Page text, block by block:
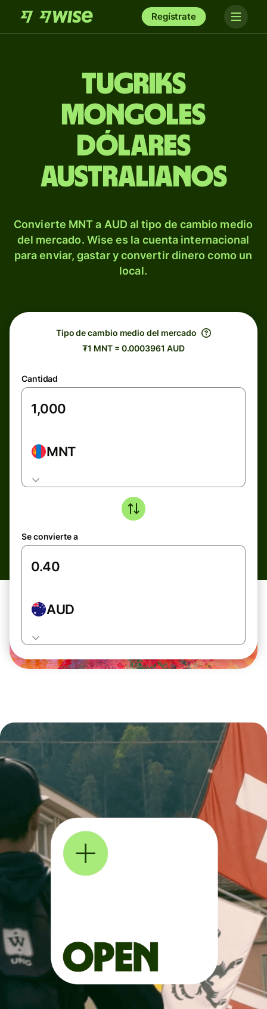
Regístrate
Tugriks
mongoles
dólares
australianos
Convierte MNT a AUD al tipo de cambio medio
del mercado. Wise es la cuenta internacional
para enviar, gastar y convertir dinero como un
local.
Tipo de cambio medio del mercado
₮1 MNT = 0.0003961 AUD
Cantidad
MNT
Se convierte a
AUD